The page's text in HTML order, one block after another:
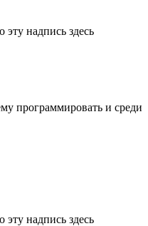
надпись здесь
программировать и среди
надпись здесь